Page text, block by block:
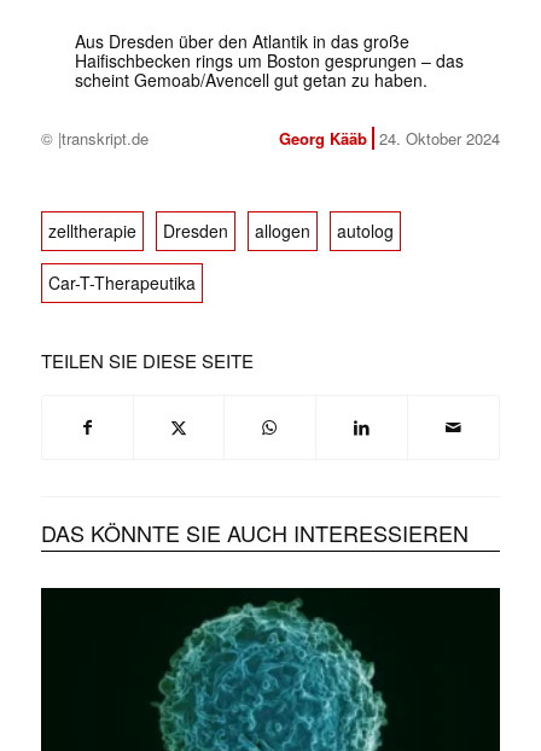
Aus Dresden über den Atlantik in das große
Haifischbecken rings um Boston gesprungen – das
scheint Gemoab/Avencell gut getan zu haben.
© |transkript.de Georg Kääb 24. Oktober 2024
zelltherapie Dresden allogen autolog
Car-T-Therapeutika
TEILEN SIE DIESE SEITE
DAS KÖNNTE SIE AUCH INTERESSIEREN